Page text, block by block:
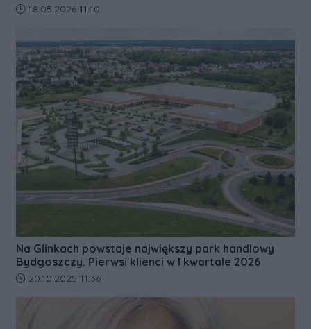
Data dodania artykułu:
18.05.2026 11:10
Na Glinkach powstaje największy park handlowy
Bydgoszczy. Pierwsi klienci w I kwartale 2026
Data dodania artykułu:
20.10.2025 11:36